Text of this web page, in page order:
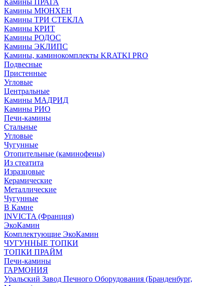
Камины ПРАГА
Камины МЮНХЕН
Камины ТРИ СТЕКЛА
Камины КРИТ
Камины РОДОС
Камины ЭКЛИПС
Камины, каминокомплекты KRATKI PRO
Подвесные
Пристенные
Угловые
Центральные
Камины МАДРИД
Камины РИО
Печи-камины
Стальные
Угловые
Чугунные
Отопительные (каминофены)
Из стеатита
Изразцовые
Керамические
Металлические
Чугунные
В Камне
INVICTA (Франция)
ЭкоКамин
Комплектующие ЭкоКамин
ЧУГУННЫЕ ТОПКИ
ТОПКИ ПРАЙМ
Печи-камины
ГАРМОНИЯ
Уральский Завод Печного Оборудования (Бранденбург,